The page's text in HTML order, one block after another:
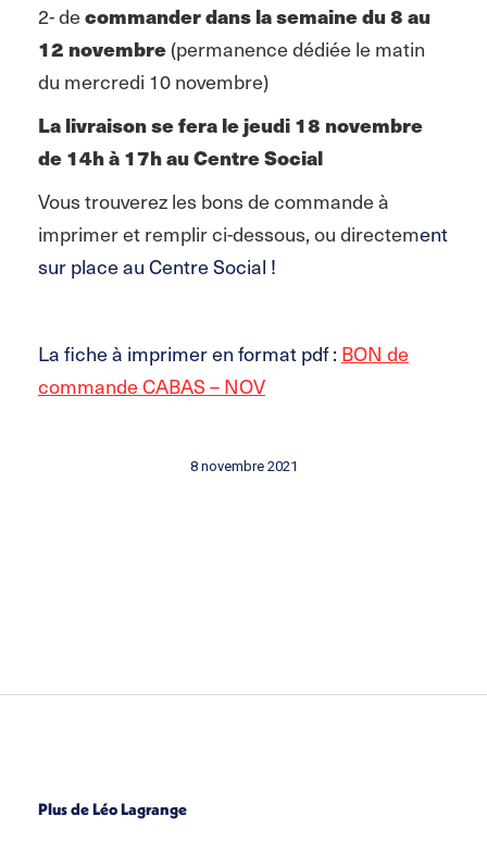
2- decommander dans la semaine du 8 au
12 novembre(permanence dédiée le matin
du mercredi 10 novembre)
La livraison se fera le jeudi 18 novembre
de 14h à 17h au Centre Social
Vous trouverez les bons de commande à
imprimer et remplir ci-dessous, ou directement
sur place au Centre Social !
La fiche à imprimer en format pdf : BON de
commande CABAS – NOV
8 novembre 2021
Plus de Léo Lagrange